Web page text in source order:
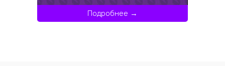
Подробнее →